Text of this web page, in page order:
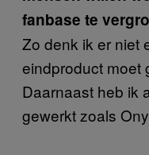
fanbase te
Zo denk ik er niet
eindproduct moet
Daarnaast heb ik
gewerkt zoals